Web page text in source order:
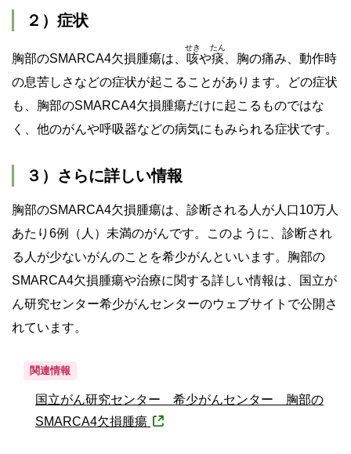
２）症状
胸部のSMARCA4欠損腫瘍は、 咳
せき
や痰
たん
、胸の痛み、動作時
の息苦しさなどの症状が起こることがあります。どの症状
も、胸部のSMARCA4欠損腫瘍だけに起こるものではな
く、他のがんや呼吸器などの病気にもみられる症状です。
３）さらに詳しい情報
胸部のSMARCA4欠損腫瘍は、診断される人が人口10万人
あたり6例（人）未満のがんです。このように、診断され
る人が少ないがんのことを希少がんといいます。胸部の
SMARCA4欠損腫瘍や治療に関する詳しい情報は、国立が
ん研究センター希少がんセンターのウェブサイトで公開さ
れています。
関連情報
国立がん研究センター 希少がんセンター 胸部の
SMARCA4欠損腫瘍